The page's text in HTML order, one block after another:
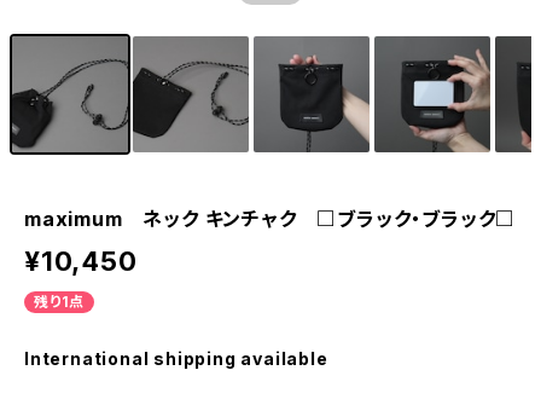
maximum ネック キンチャク □ブラック・ブラック□
¥10,450
残り1点
International shipping available